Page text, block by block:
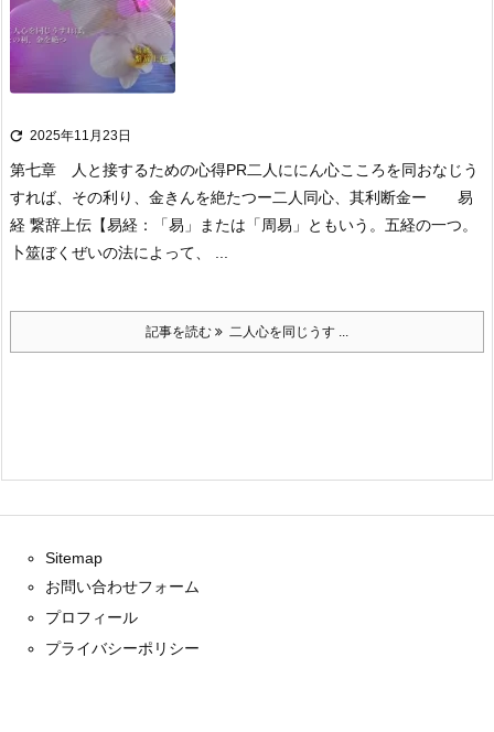
 2025年11月23日
第七章 人と接するための心得PR二人ににん心こころを同おなじう
すれば、その利り、金きんを絶たつー二人同心、其利断金ー 易
経 繋辞上伝 【易経：「易」または「周易」ともいう。五経の一つ。
卜筮ぼくぜいの法によって、 ...
記事を読む 二人心を同じうす ...
Sitemap
お問い合わせフォーム
プロフィール
プライバシーポリシー